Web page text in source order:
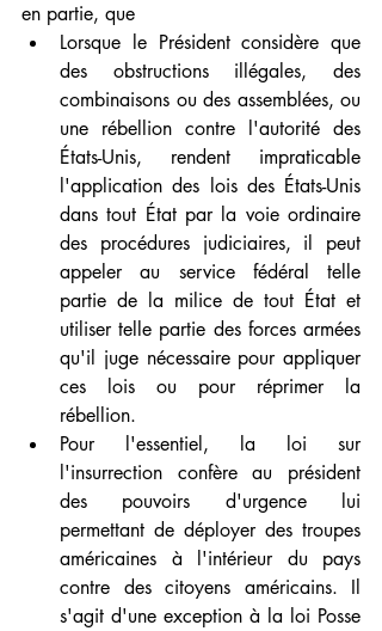
en partie, que
Lorsque le Président considère que
des obstructions illégales, des
combinaisons ou des assemblées, ou
une rébellion contre l'autorité des
États-Unis, rendent impraticable
l'application des lois des États-Unis
dans tout État par la voie ordinaire
des procédures judiciaires, il peut
appeler au service fédéral telle
partie de la milice de tout État et
utiliser telle partie des forces armées
qu'il juge nécessaire pour appliquer
ces lois ou pour réprimer la
rébellion.
Pour l'essentiel, la loi sur
l'insurrection confère au président
des pouvoirs d'urgence lui
permettant de déployer des troupes
américaines à l'intérieur du pays
contre des citoyens américains. Il
s'agit d'une exception à la loi Posse